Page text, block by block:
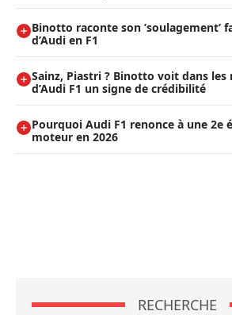
Binotto raconte son ’soulagement’
d’Audi en F1
Sainz, Piastri ? Binotto voit dans
d’Audi F1 un signe de crédibilité
Pourquoi Audi F1 renonce à une 2e
moteur en 2026
RECHERCHE